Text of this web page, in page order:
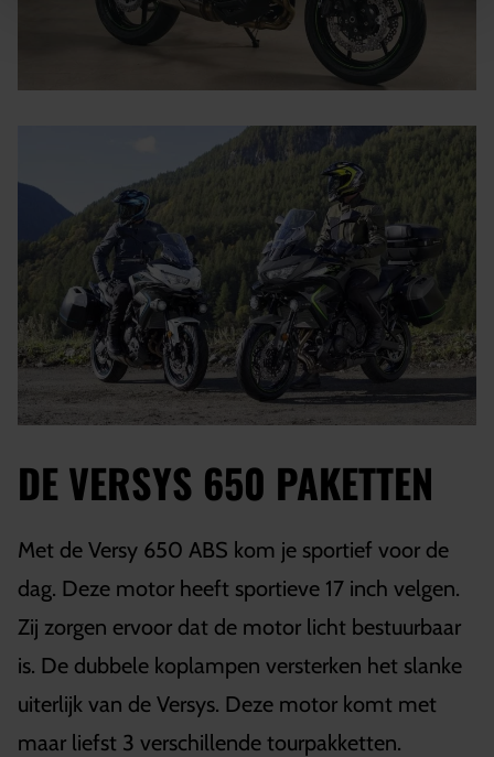
DE VERSYS 650 PAKETTEN
Met de Versy 650 ABS kom je sportief voor de
dag. Deze motor heeft sportieve 17 inch velgen.
Zij zorgen ervoor dat de motor licht bestuurbaar
is. De dubbele koplampen versterken het slanke
uiterlijk van de Versys. Deze motor komt met
maar liefst 3 verschillende tourpakketten.